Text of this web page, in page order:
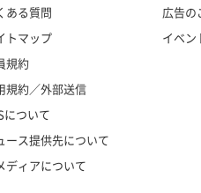
ある質問
トマップ
規約
規約／外部送信
について
ース提供先について
ディアについて
広告の
イベン